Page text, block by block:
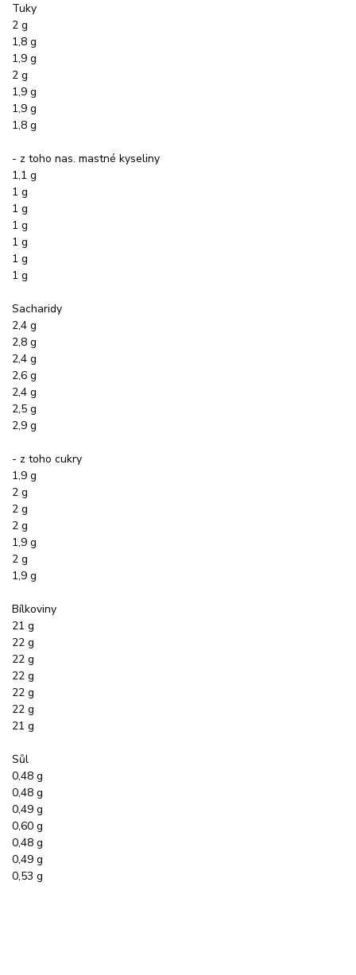
Tuky
2 g
1,8 g
1,9 g
2 g
1,9 g
1,9 g
1,8 g
- z toho nas. mastné kyseliny
1,1 g
1 g
1 g
1 g
1 g
1 g
1 g
Sacharidy
2,4 g
2,8 g
2,4 g
2,6 g
2,4 g
2,5 g
2,9 g
- z toho cukry
1,9 g
2 g
2 g
2 g
1,9 g
2 g
1,9 g
Bílkoviny
21 g
22 g
22 g
22 g
22 g
22 g
21 g
Sůl
0,48 g
0,48 g
0,49 g
0,60 g
0,48 g
0,49 g
0,53 g